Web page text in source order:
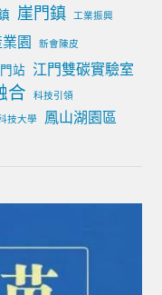
崖門鎮 工業振興
園 新會陳皮
站
江門雙碳實驗室
合 科技引領
技大學 鳳山湖園區